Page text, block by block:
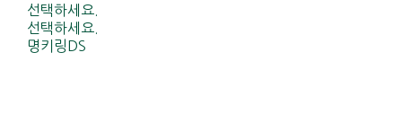
선택하세요.
선택하세요.
명키링DS